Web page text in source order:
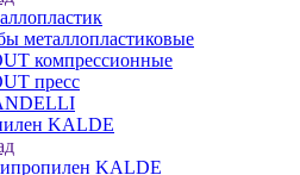
металлопластиковые
компрессионные
пресс
KALDE
KALDE